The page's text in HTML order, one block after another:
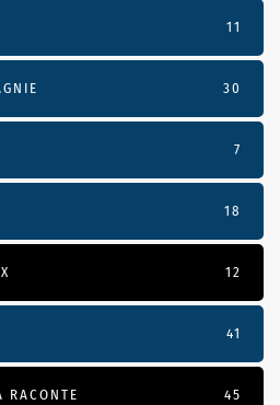
11
30
7
18
12
41
RACONTE 45